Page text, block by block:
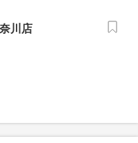
川店